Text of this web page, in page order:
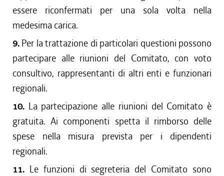
essere riconfermati per una sola volta nella
medesima carica.
9. Per la trattazione di particolari questioni possono
partecipare alle riunioni del Comitato, con voto
consultivo, rappresentanti di altri enti e funzionari
regionali.
10. La partecipazione alle riunioni del Comitato è
gratuita. Ai componenti spetta il rimborso delle
spese nella misura prevista per i dipendenti
regionali.
11. Le funzioni di segreteria del Comitato sono